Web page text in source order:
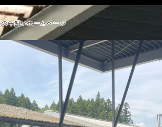
牛飼いホームページ